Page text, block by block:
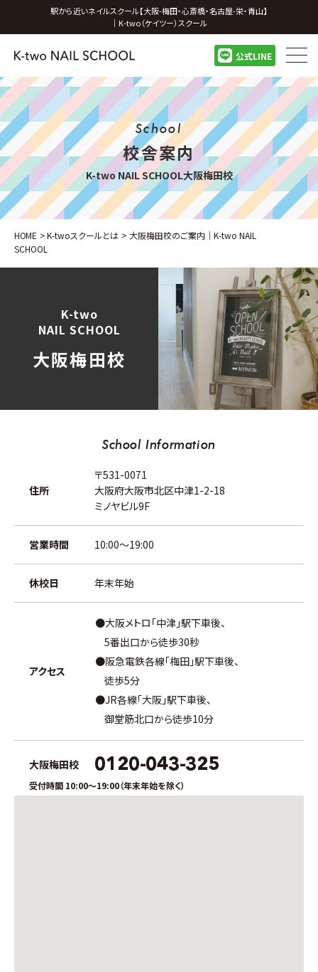
駅から近いネイルスクール【大阪-梅田・心斎橋・名古屋-栄・青山】
｜K-two（ケイツー）スクール
公式LINE
School
校舎案内
K-two NAIL SCHOOL大阪梅田校
HOME >K-twoスクールとは > 大阪梅田校のご案内｜K-two NAIL
SCHOOL
K-two
NAIL SCHOOL
大阪梅田校
School Information
住所
〒531-0071
大阪府大阪市北区中津1-2-18
ミノヤビル9F
営業時間 10:00～19:00
休校日 年末年始
アクセス
●大阪メトロ「中津」駅下車後、
5番出口から徒歩30秒
●阪急電鉄各線「梅田」駅下車後、
徒歩5分
●JR各線「大阪」駅下車後、
御堂筋北口から徒歩10分
大阪梅田校 0120-043-325
受付時間 10:00〜19:00（年末年始を除く）